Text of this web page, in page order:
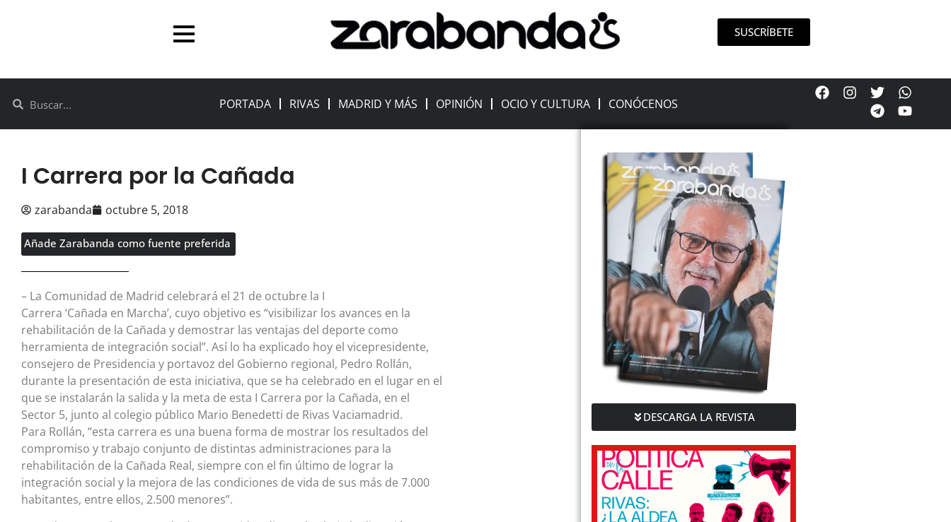
SUSCRÍBETE
PORTADA RIVAS MADRID Y MÁS OPINIÓN OCIO Y CULTURA CONÓCENOS
I Carrera por la Cañada
zarabanda octubre 5, 2018
Añade Zarabanda como fuente preferida
– La Comunidad de Madrid celebrará el 21 de octubre la I
Carrera ‘Cañada en Marcha’, cuyo objetivo es “visibilizar los avances en la
rehabilitación de la Cañada y demostrar las ventajas del deporte como
herramienta de integración social”. Así lo ha explicado hoy el vicepresidente,
consejero de Presidencia y portavoz del Gobierno regional, Pedro Rollán,
durante la presentación de esta iniciativa, que se ha celebrado en el lugar en el
que se instalarán la salida y la meta de esta I Carrera por la Cañada, en el
Sector 5, junto al colegio público Mario Benedetti de Rivas Vaciamadrid.
Para Rollán, “esta carrera es una buena forma de mostrar los resultados del
compromiso y trabajo conjunto de distintas administraciones para la
rehabilitación de la Cañada Real, siempre con el fin último de lograr la
integración social y la mejora de las condiciones de vida de sus más de 7.000
habitantes, entre ellos, 2.500 menores”.
DESCARGA LA REVISTA